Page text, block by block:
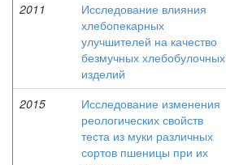
2011
Исследование влияния
хлебопекарных
улучшителей на качество
безмучных хлебобулочных
изделий
2015
Исследование изменения
реологических свойств
теста из муки различных
сортов пшеницы при их